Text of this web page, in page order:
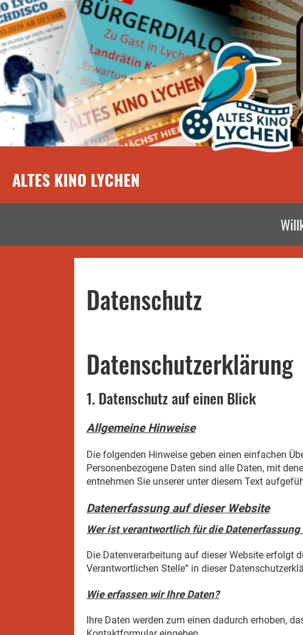
ALTES KINO LYCHEN
Datenschutz
Datenschutzerklärung
1. Datenschutz auf einen Blick
Allgemeine Hinweise
Die folgenden Hinweise geben einen einfachen
Personenbezogene Daten sind alle Daten, mit
entnehmen Sie unserer unter diesem Text
Datenerfassung auf dieser Website
Wer ist verantwortlich für die Datenerfassung
Die Datenverarbeitung auf dieser Website erfolgt
Verantwortlichen Stelle“ in dieser
Wie erfassen wir Ihre Daten?
Ihre Daten werden zum einen dadurch erhoben,